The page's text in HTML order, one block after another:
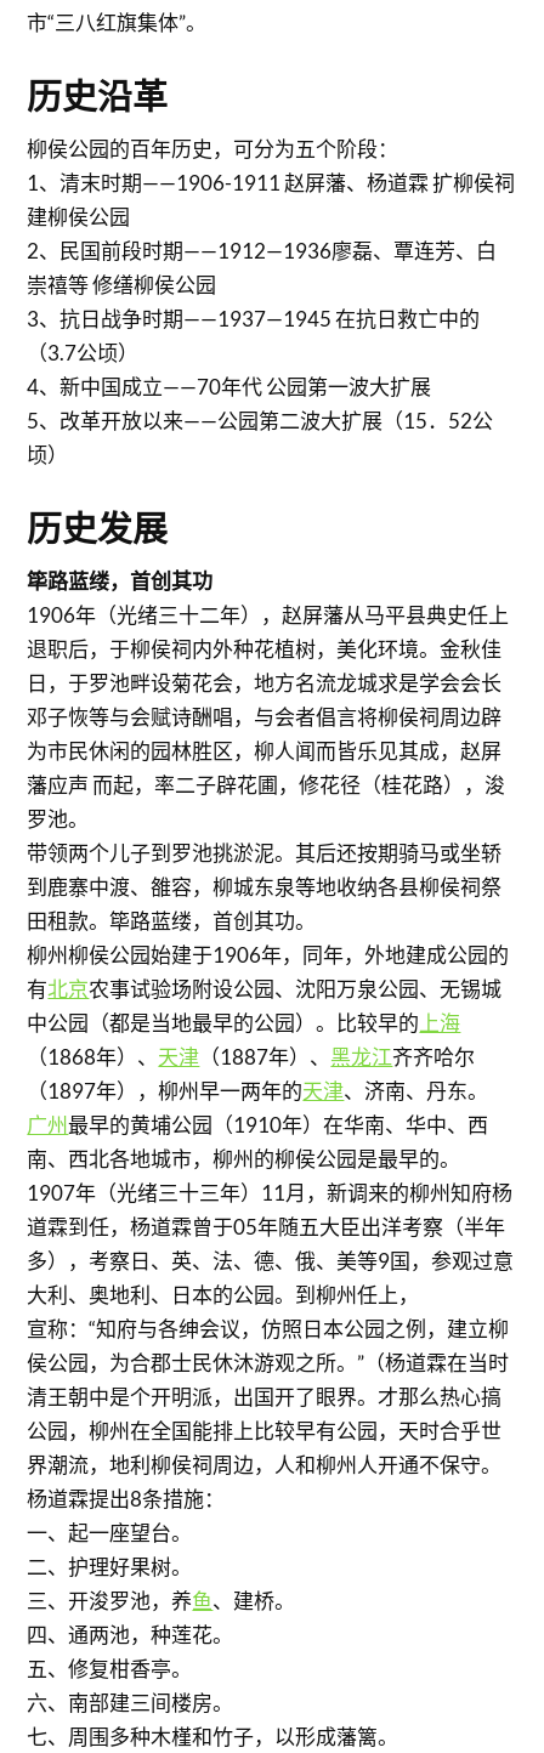
市“三八红旗集体”。
历史沿革
柳侯公园的百年历史，可分为五个阶段：
1、清末时期——1906-1911 赵屏藩、杨道霖 扩柳侯祠
建柳侯公园
2、民国前段时期——1912—1936廖磊、覃连芳、白
崇禧等 修缮柳侯公园
3、抗日战争时期——1937—1945 在抗日救亡中的
（3.7公顷）
4、新中国成立——70年代 公园第一波大扩展
5、改革开放以来——公园第二波大扩展（15．52公
顷）
历史发展
筚路蓝缕，首创其功
1906年（光绪三十二年），赵屏藩从马平县典史任上
退职后，于柳侯祠内外种花植树，美化环境。金秋佳
日，于罗池畔设菊花会，地方名流龙城求是学会会长
邓子恢等与会赋诗酬唱，与会者倡言将柳侯祠周边辟
为市民休闲的园林胜区，柳人闻而皆乐见其成，赵屏
藩应声 而起，率二子辟花圃，修花径（桂花路），浚
罗池。
带领两个儿子到罗池挑淤泥。其后还按期骑马或坐轿
到鹿寨中渡、雒容，柳城东泉等地收纳各县柳侯祠祭
田租款。筚路蓝缕，首创其功。
柳州柳侯公园始建于1906年，同年，外地建成公园的
有北京农事试验场附设公园、沈阳万泉公园、无锡城
中公园（都是当地最早的公园）。比较早的 上海
（1868年）、 天津 （1887年）、 黑龙江齐齐哈尔
（1897年），柳州早一两年的天津、济南、丹东。
广州最早的黄埔公园（1910年）在华南、华中、西
南、西北各地城市，柳州的柳侯公园是最早的。
1907年（光绪三十三年）11月，新调来的柳州知府杨
道霖到任，杨道霖曾于05年随五大臣出洋考察（半年
多），考察日、英、法、德、俄、美等9国，参观过意
大利、奥地利、日本的公园。到柳州任上，
宣称：“知府与各绅会议，仿照日本公园之例，建立柳
侯公园，为合郡士民休沐游观之所。”（杨道霖在当时
清王朝中是个开明派，出国开了眼界。才那么热心搞
公园，柳州在全国能排上比较早有公园，天时合乎世
界潮流，地利柳侯祠周边，人和柳州人开通不保守。
杨道霖提出8条措施：
一、起一座望台。
二、护理好果树。
三、开浚罗池，养鱼、建桥。
四、通两池，种莲花。
五、修复柑香亭。
六、南部建三间楼房。
七、周围多种木槿和竹子，以形成藩篱。